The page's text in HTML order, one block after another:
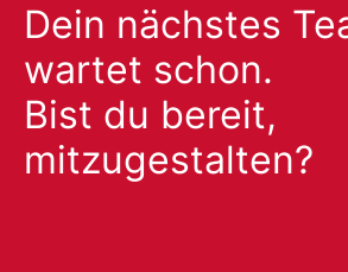
Dein nächstes
wartet schon.
Bist du bereit,
mitzugestalten?